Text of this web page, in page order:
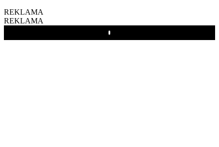
REKLAMA
REKLAMA
Play